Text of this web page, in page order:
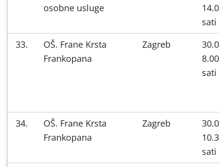
osobne usluge
sati
33.
OŠ. Frane Krsta
Frankopana
Zagreb
sati
34.
OŠ. Frane Krsta
Frankopana
Zagreb
sati